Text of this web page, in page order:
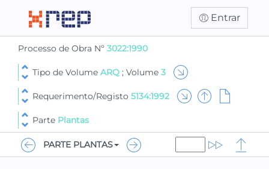
Entrar
Processo de Obra Nº 3022:1990
Tipo de Volume ARQ ; Volume 3
Requerimento/Registo 5134:1992
Parte Plantas
PARTE PLANTAS